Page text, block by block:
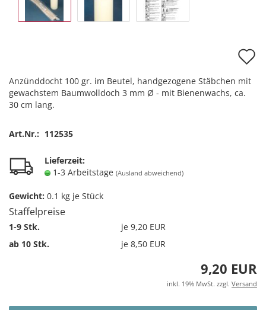
Anzünddocht 100 gr. im Beutel, handgezogene Stäbchen mit
gewachstem Baumwolldoch 3 mm Ø - mit Bienenwachs, ca.
30 cm lang.
Art.Nr.: 112535
Lieferzeit:
1-3 Arbeitstage (Ausland abweichend)
Gewicht: 0.1 kg je Stück
Staffelpreise
1-9 Stk.
je 9,20 EUR
ab 10 Stk.
je 8,50 EUR
9,20 EUR
inkl. 19% MwSt. zzgl. Versand